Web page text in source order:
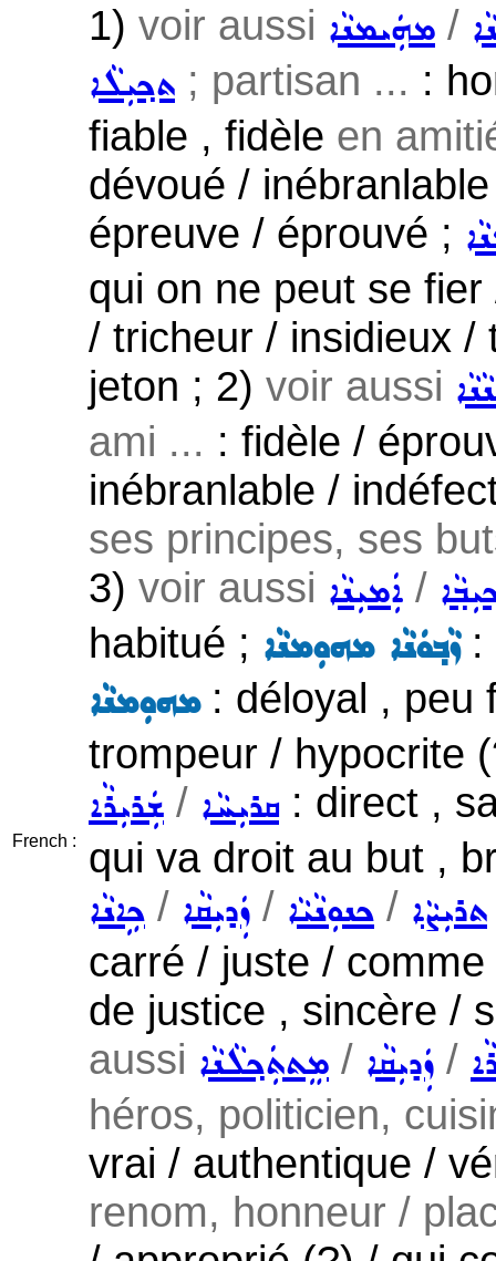
French :
1) voir aussi ܡܗܲܝܡܢܵܐ /
ܬܟ݂ܝܼܠܵܐ ; partisan ... :
fiable , fidèle en
dévoué /
épreuve / éprouvé ;
qui on ne peut se
/ tricheur / insidieux /
jeton ; 2) voir aussi
ami ... : fidèle /
inébranlable /
ses principes, ses
3) voir aussi ܐܲܡܝܼܢܵܐ /
habitué ; ܙܵܒ݂ܘܿܢܵܐ ܡܗܘܼܡܢܵܐ:
ܡܗܘܼܡܢܵܐ: déloyal , peu
trompeur / hypocrite
ܫܲܪܝܼܪܵܐ / ܩܪܝܼܚܵܐ : direct ,
qui va droit au but ,
ܟܹܐܢܵܐ / ܙܲܕܝܼܩܵܐ / ܟܢܘܼܢܵܝܵܐ / ܬܪܝܼܨܵܐ
carré / juste /
de justice , sincère /
aussi ܡܸܬܬܲܟ݂ܠܵܢܵܐ / ܙܲܕܝܼܩܵܐ /
héros, politicien,
vrai / authentique /
renom, honneur /